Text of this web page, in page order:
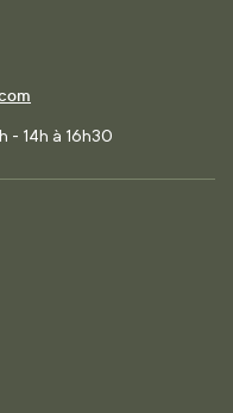
- 14h à 16h30